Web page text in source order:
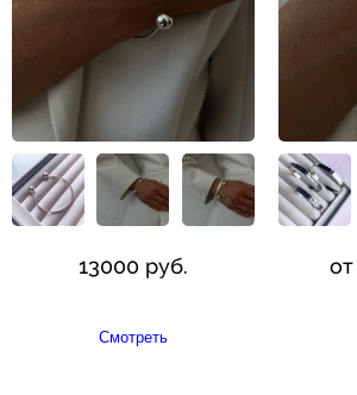
13000 руб.
Смотреть